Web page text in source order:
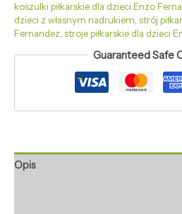
koszulki piłkarskie dla dzieci Enzo
dzieci z własnym nadrukiem, strój
Fernandez, stroje piłkarskie dla dzieci
Guaranteed Safe
Opis